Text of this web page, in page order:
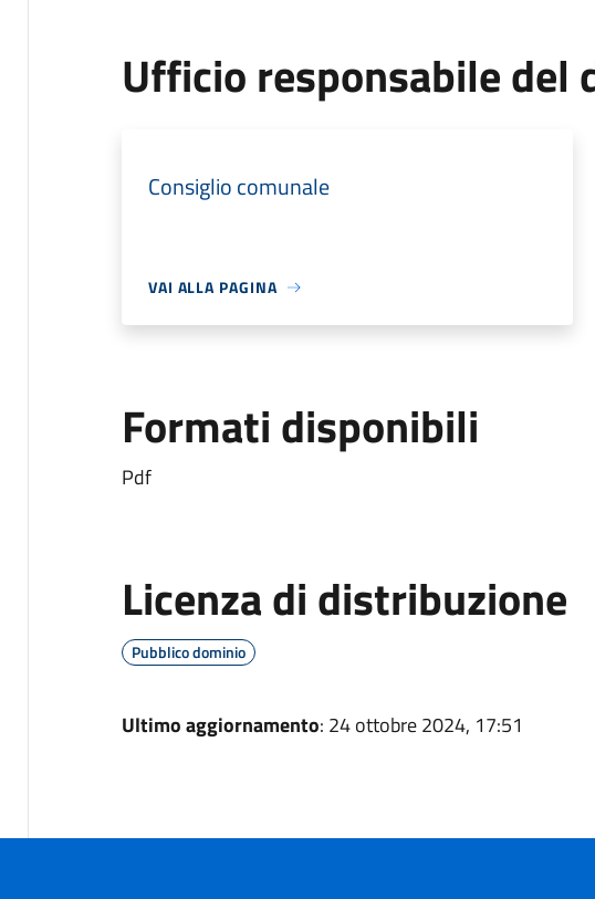
Ufficio responsabile del
Consiglio comunale
VAI ALLA PAGINA
Formati disponibili
Pdf
Licenza di distribuzione
Pubblico dominio
Ultimo aggiornamento: 24 ottobre 2024, 17:51